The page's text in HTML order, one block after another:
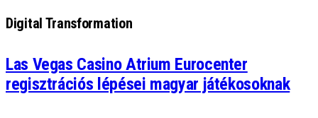
Digital Transformation
Las Vegas Casino Atrium Eurocenter
regisztrációs lépései magyar játékosoknak